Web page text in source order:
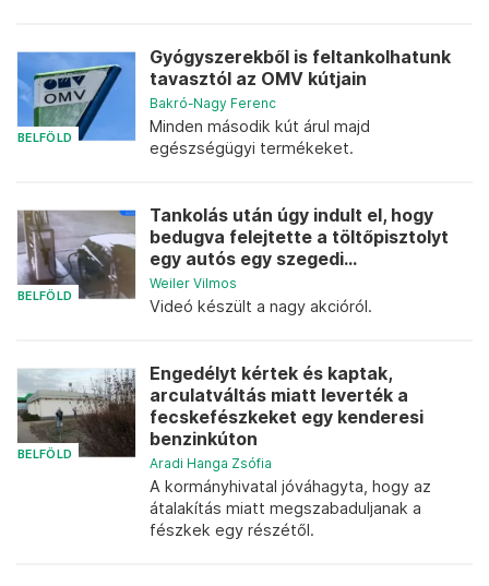
BELFÖLD
Gyógyszerekből is feltankolhatunk
tavasztól az OMV kútjain
Bakró-Nagy Ferenc
Minden második kút árul majd
egészségügyi termékeket.
BELFÖLD
Tankolás után úgy indult el, hogy
bedugva felejtette a töltőpisztolyt
egy autós egy szegedi...
Weiler Vilmos
Videó készült a nagy akcióról.
BELFÖLD
Engedélyt kértek és kaptak,
arculatváltás miatt leverték a
fecskefészkeket egy kenderesi
benzinkúton
Aradi Hanga Zsófia
A kormányhivatal jóváhagyta, hogy az
átalakítás miatt megszabaduljanak a
fészkek egy részétől.